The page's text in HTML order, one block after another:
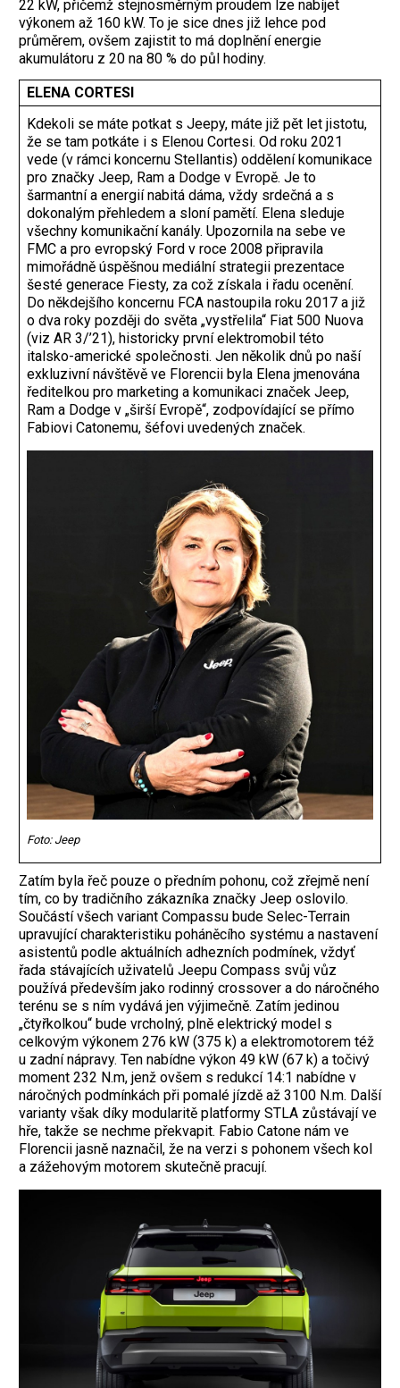
22 kW, přičemž stejnosměrným proudem lze ­nabíjet
výkonem až 160 kW. To je sice dnes již lehce pod
průměrem, ovšem zajistit to má doplnění energie
akumulátoru z 20 na 80 % do půl hodiny.
ELENA CORTESI
Kdekoli se máte potkat s Jeepy, máte již pět let jistotu,
že se tam potkáte i s Elenou Cortesi. Od roku 2021
vede (v rámci koncernu Stellantis) oddělení komunikace
pro značky Jeep, Ram a Dodge v Evropě. Je to
šarmantní a energií nabitá dáma, vždy srdečná a s
dokonalým přehledem a sloní pamětí. Elena sleduje
všechny komunikační kanály. Upozornila na sebe ve
FMC a pro evropský Ford v roce 2008 připravila
mimořádně úspěšnou mediální strategii prezentace
šesté generace Fiesty, za což získala i řadu ocenění.
Do někdejšího koncernu FCA nastoupila roku 2017 a již
o dva roky později do světa „vystřelila“ Fiat 500 Nuova
(viz AR 3/’21), historicky první elektromobil této
italsko-americké společnosti. Jen několik dnů po naší
exkluzivní návštěvě ve Florencii byla Elena jmenována
ředitelkou pro marketing a komunikaci značek Jeep,
Ram a Dodge v „širší Evropě“, zodpovídající se přímo
Fabiovi Catonemu, šéfovi uvedených značek.
Foto: Jeep
Zatím byla řeč pouze o předním pohonu, což zřejmě není
tím, co by tradičního zákazníka značky Jeep oslovilo.
Součástí všech variant Compassu bude Selec-Terrain
upravující charakteristiku poháněcího systému a nastavení
asistentů podle aktuálních adhezních podmínek, vždyť
řada stávajících uživatelů Jeepu Compass svůj vůz
používá především jako rodinný crossover a do náročného
terénu se s ním vydává jen výjimečně. Zatím jedinou
„čtyřkolkou“ bude vrcholný, plně elektrický model s
celkovým výkonem 276 kW (375 k) a elektromotorem též
u zadní nápravy. Ten nabídne výkon 49 kW (67 k) a točivý
moment 232 N.m, jenž ovšem s redukcí 14:1 nabídne v
náročných podmínkách při pomalé jízdě až 3100 N.m. Další
varianty však díky modularitě platformy STLA zůstávají ve
hře, takže se nechme překvapit. Fabio Catone nám ve
Florencii jasně naznačil, že na verzi s pohonem všech kol
a zážehovým motorem skutečně pracují.